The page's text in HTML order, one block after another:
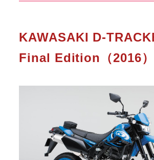
KAWASAKI D-
Final Edition（2016）